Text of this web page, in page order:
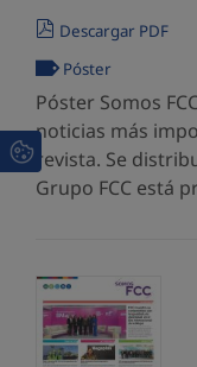
Descargar PDF
Póster
Póster Somos
noticias más
revista. Se
Grupo FCC está